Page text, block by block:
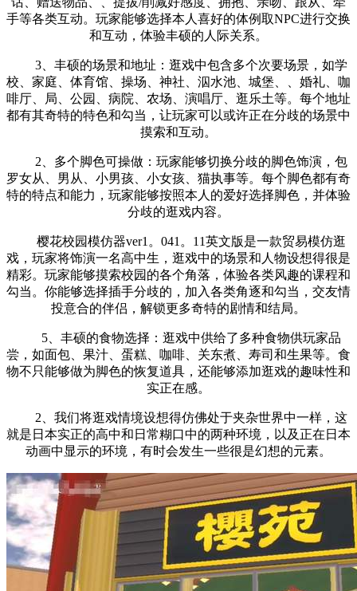
手等各类互动。玩家能够选择本人喜好的体例取NPC进行交换
和互动，体验丰硕的人际关系。
3、丰硕的场景和地址：逛戏中包含多个次要场景，如学
校、家庭、体育馆、操场、神社、泅水池、城堡、、婚礼、咖
啡厅、局、公园、病院、农场、演唱厅、逛乐土等。每个地址
都有其奇特的特色和勾当，让玩家可以或许正在分歧的场景中
摸索和互动。
2、多个脚色可操做：玩家能够切换分歧的脚色饰演，包
罗女从、男从、小男孩、小女孩、猫执事等。每个脚色都有奇
特的特点和能力，玩家能够按照本人的爱好选择脚色，并体验
分歧的逛戏内容。
樱花校园模仿器ver1。041。11英文版是一款贸易模仿逛
戏，玩家将饰演一名高中生，逛戏中的场景和人物设想得很是
精彩。玩家能够摸索校园的各个角落，体验各类风趣的课程和
勾当。你能够选择插手分歧的，加入各类角逐和勾当，交友情
投意合的伴侣，解锁更多奇特的剧情和结局。
5、丰硕的食物选择：逛戏中供给了多种食物供玩家品
尝，如面包、果汁、蛋糕、咖啡、关东煮、寿司和生果等。食
物不只能够做为脚色的恢复道具，还能够添加逛戏的趣味性和
实正在感。
2、我们将逛戏情境设想得仿佛处于夹杂世界中一样，这
就是日本实正的高中和日常糊口中的两种环境，以及正在日本
动画中显示的环境，有时会发生一些很是幻想的元素。